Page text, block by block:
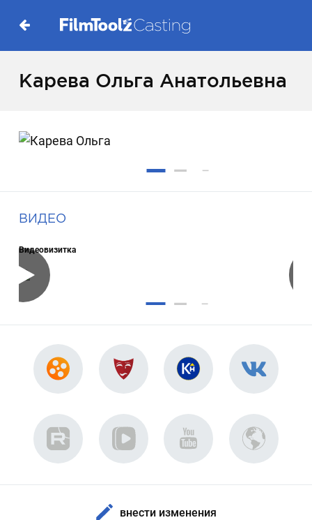
Карева Ольга Анатольевна
ВИДЕО
Видеовизитка
внести изменения